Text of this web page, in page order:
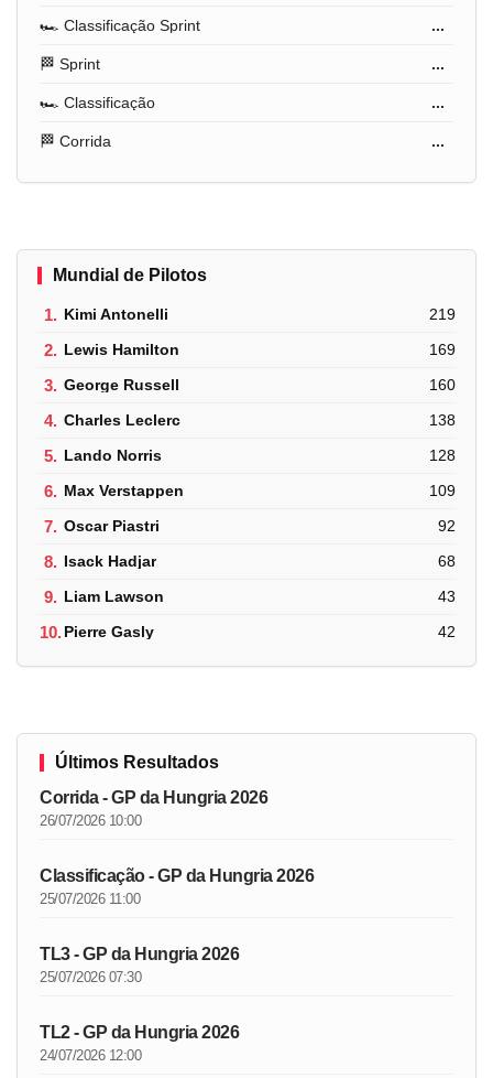
🏎️ Classificação Sprint ...
🏁 Sprint ...
🏎️ Classificação ...
🏁 Corrida ...
Mundial de Pilotos
1. Kimi Antonelli 219
2. Lewis Hamilton 169
3. George Russell 160
4. Charles Leclerc 138
5. Lando Norris 128
6. Max Verstappen 109
7. Oscar Piastri 92
8. Isack Hadjar 68
9. Liam Lawson 43
10.Pierre Gasly 42
Últimos Resultados
Corrida - GP da Hungria 2026
26/07/2026 10:00
Classificação - GP da Hungria 2026
25/07/2026 11:00
TL3 - GP da Hungria 2026
25/07/2026 07:30
TL2 - GP da Hungria 2026
24/07/2026 12:00